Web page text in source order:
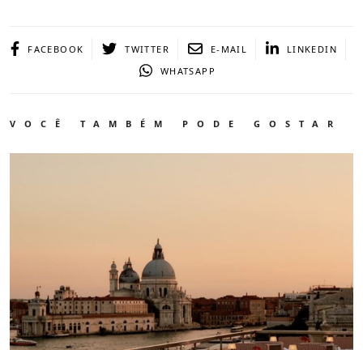
FACEBOOK TWITTER E-MAIL
LINKEDIN
WHATSAPP
VOCÊ TAMBÉM PODE GOSTAR